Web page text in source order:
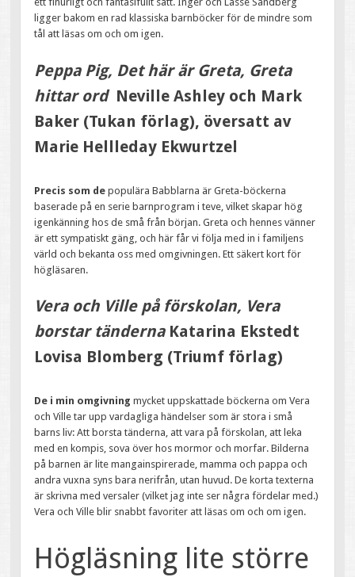
ligger bakom en rad klassiska barnböcker för de mindre som
tål att läsas om och om igen.
Peppa Pig, Det här är Greta, Greta
hittar ord Neville Ashley och Mark
Baker (Tukan förlag), översatt av
Marie Hellleday Ekwurtzel
Precis som depopulära Babblarna är Greta-böckerna
baserade på en serie barnprogram i teve, vilket skapar hög
igenkänning hos de små från början. Greta och hennes vänner
är ett sympatiskt gäng, och här får vi följa med in i familjens
värld och bekanta oss med omgivningen. Ett säkert kort för
högläsaren.
Vera och Ville på förskolan, Vera
borstar tänderna Katarina Ekstedt
Lovisa Blomberg (Triumf förlag)
De i min omgivning mycket uppskattade böckerna om Vera
och Ville tar upp vardagliga händelser som är stora i små
barns liv: Att borsta tänderna, att vara på förskolan, att leka
med en kompis, sova över hos mormor och morfar. Bilderna
på barnen är lite mangainspirerade, mamma och pappa och
andra vuxna syns bara nerifrån, utan huvud. De korta texterna
är skrivna med versaler (vilket jag inte ser några fördelar med.)
Vera och Ville blir snabbt favoriter att läsas om och om igen.
Högläsning lite större